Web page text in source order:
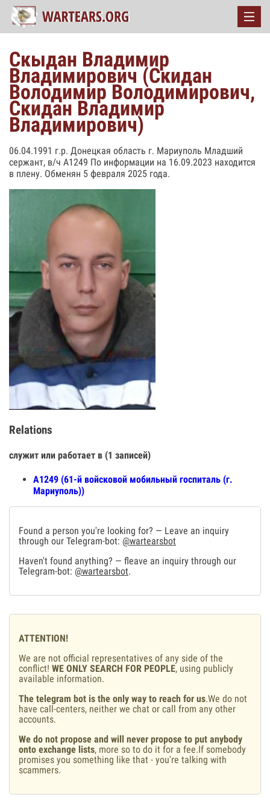
Скыдан Владимир
Владимирович (Скидан
Володимир Володимирович,
Скидан Владимир
Владимирович)
06.04.1991 г.р. Донецкая область г. Мариуполь Младший
сержант, в/ч А1249 По информации на 16.09.2023 находится
в плену. Обменян 5 февраля 2025 года.
Relations
служит или работает в (1 записей)
А1249 (61-й войсковой мобильный госпиталь (г.
Мариуполь))
Found a person you're looking for? — Leave an inquiry
through our Telegram-bot: @wartearsbot
Haven't found anything? — fleave an inquiry through our
Telegram-bot: @wartearsbot.
ATTENTION!
We are not official representatives of any side of the
conflict! WE ONLY SEARCH FOR PEOPLE, using publicly
available information.
The telegram bot is the only way to reach for us.We do not
have call-centers, neither we chat or call from any other
accounts.
We do not propose and will never propose to put anybody
onto exchange lists, more so to do it for a fee.If somebody
promises you something like that - you're talking with
scammers.